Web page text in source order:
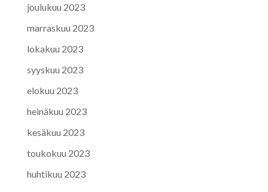
joulukuu 2023
marraskuu 2023
lokakuu 2023
syyskuu 2023
elokuu 2023
heinäkuu 2023
kesäkuu 2023
toukokuu 2023
huhtikuu 2023